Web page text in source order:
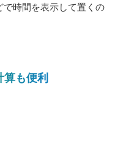
時間を表示して置くの
も便利